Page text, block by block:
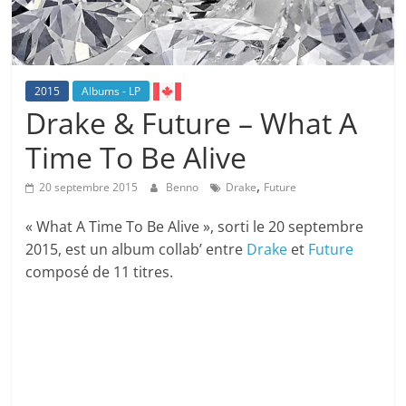
2015 Albums - LP
Drake & Future – What A
Time To Be Alive
20 septembre 2015 Benno Drake, Future
« What A Time To Be Alive », sorti le 20 septembre
2015, est un album collab’ entre Drake et Future
composé de 11 titres.